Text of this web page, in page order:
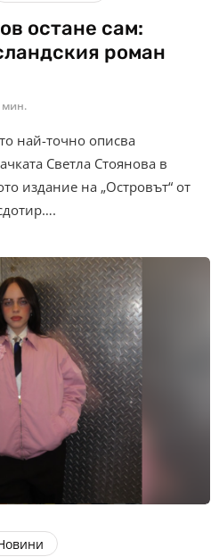
остане сам:
роман
мин.
най-точно описва
Светла Стоянова в
издание на „Островът“ от